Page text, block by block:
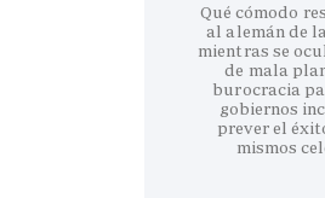
Qué cómodo
al alemán de
mientras se
de mala
burocracia
gobiernos
prever el
mismos